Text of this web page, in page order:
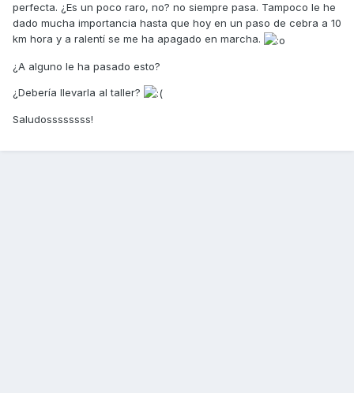
perfecta. ¿Es un poco raro, no? no siempre pasa. Tampoco le he
dado mucha importancia hasta que hoy en un paso de cebra a 10
km hora y a ralentí se me ha apagado en marcha.
¿A alguno le ha pasado esto?
¿Debería llevarla al taller?
Saludossssssss!